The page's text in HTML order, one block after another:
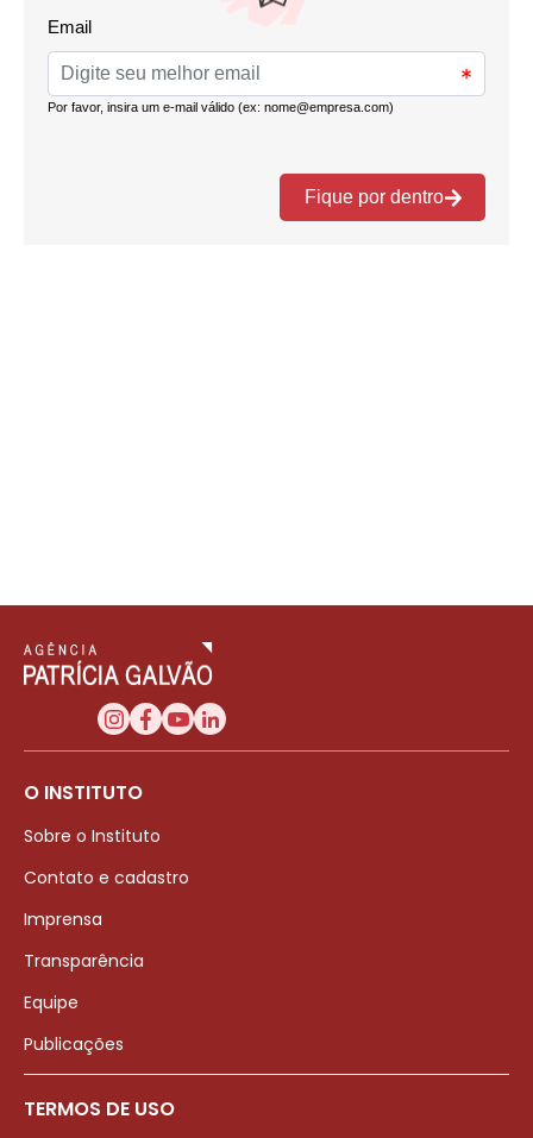
O INSTITUTO
Sobre o Instituto
Contato e cadastro
Imprensa
Transparência
Equipe
Publicações
TERMOS DE USO